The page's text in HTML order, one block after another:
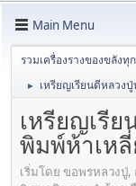
Main Menu
รวมเครื่องรางของขลังทุ
► เหรียญเรียนดีหลวง
เหรียญเรี
พิมพ์ห้าเห
เริ่มโดย ขอพรหลวงปู่